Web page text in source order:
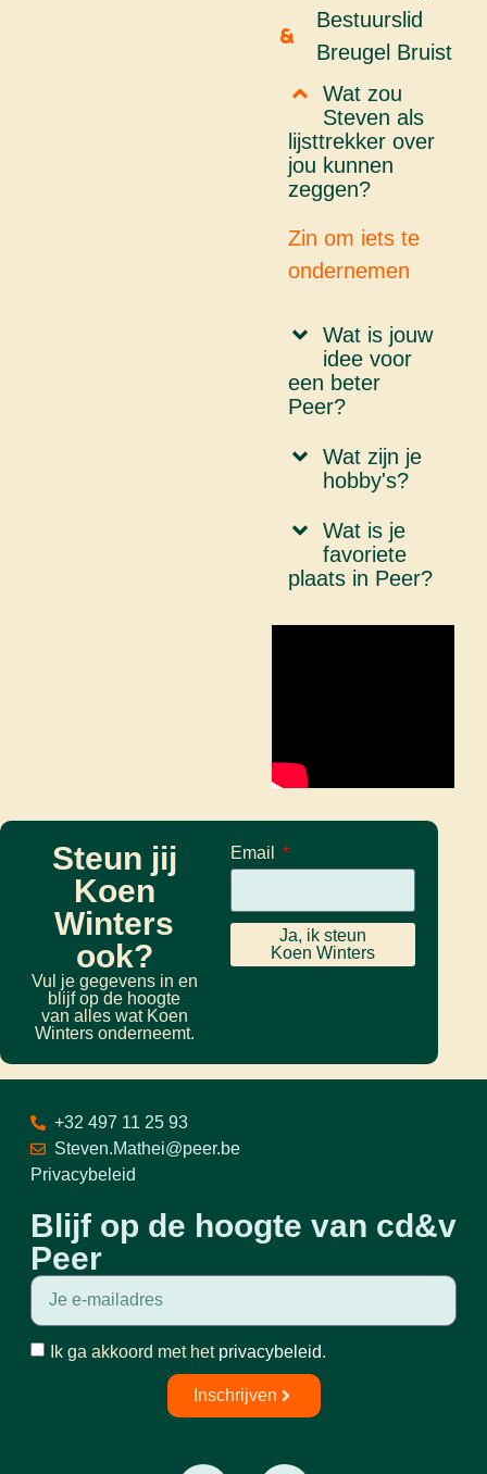
Bestuurslid
Breugel Bruist
Wat zou
Steven als
lijsttrekker over
jou kunnen
zeggen?
Zin om iets te
ondernemen
Wat is jouw
idee voor
een beter
Peer?
Wat zijn je
hobby's?
Wat is je
favoriete
plaats in Peer?
Steun jij
Koen
Winters
ook?
Vul je gegevens in en
blijf op de hoogte
van alles wat Koen
Winters onderneemt.
Email
Ja, ik steun
Koen Winters
Blijf op de hoogte van cd&v
Peer
Ik ga akkoord met het privacybeleid
Inschrijven
+32 497 11 25 93
Steven.Mathei@peer.be
Privacybeleid